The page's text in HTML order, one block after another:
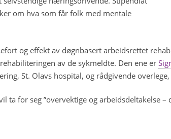
om hva som får folk med mentale
og effekt av døgnbasert arbeidsrettet
av de sykmeldte. Den ene er
St. Olavs hospital, og rådgivende overlege,
ta for seg ”overvektige og arbeidsdeltakelse